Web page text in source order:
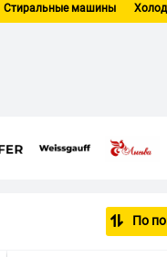
Стиральные машины
По